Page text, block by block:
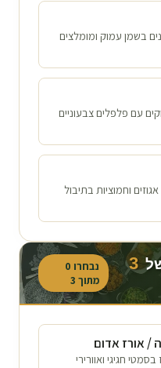
בשמן עמוק ומומלצים
עם פלפלים צבעוניים
וחמוציות בתיבול
3 נבחרו 0
מתוך 3
/ אורז אדום
חגיגי ואוורירי